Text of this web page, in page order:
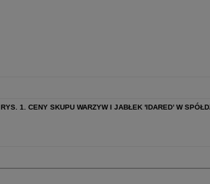
RYS. 1. CENY SKUPU WARZYW I JABŁEK 'IDARED’ W